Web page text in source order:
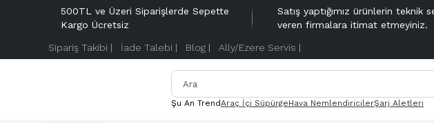
500TL ve Üzeri Siparişlerde Sepette
Kargo Ücretsiz
Satış yaptığımız ürünlerin
veren firmalara itimat etmeyiniz.
Sipariş Takibi | İade Talebi | Blog | Ally/Ezere Servis |
Şu An TrendAraç İçi SüpürgeHava NemlendiricilerŞarj Aletleri